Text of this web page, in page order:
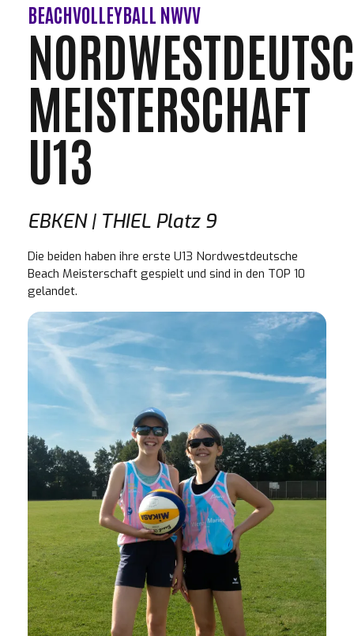
BEACHVOLLEYBALL NWVV
MEISTERSCHAFT
U13
EBKEN | THIEL Platz 9
Die beiden haben ihre erste U13 Nordwestdeutsche
Beach Meisterschaft gespielt und sind in den TOP 10
gelandet.